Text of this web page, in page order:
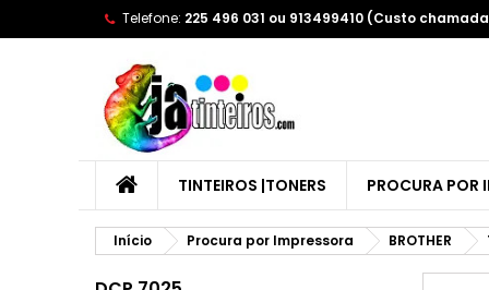
Telefone: 225 496 031 ou 913499410 (Custo
TINTEIROS |TONERS PROCURA POR
Início Procura por Impressora BROTHER